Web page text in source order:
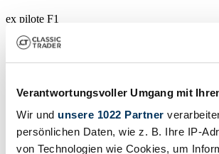
Verantwortungsvoller Umgang mit
Wir und unsere 1022 Partner
persönlichen Daten, wie z. B. Ihre IP-
von Technologien wie Cookies, um
ex pilote F1
CHF 420'570
42'000 km
335 / 455
Fahrzeug ansehen
Inserat